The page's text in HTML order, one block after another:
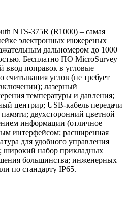
NTS-375R (R1000) – самая
электронных инжереных
дальномером до 1000
Бесплатно ПО MicroSurvey
ввод поправок в угловые
считывания углов (не требует
лазерный
температуры и давления;
центрир; USB-кабель передачи
двухсторонний цветной
информации (отличное
интерфейсом; расширенная
для удобного управления
набор прикладных
большинства; инженерных
по стандарту IP65.